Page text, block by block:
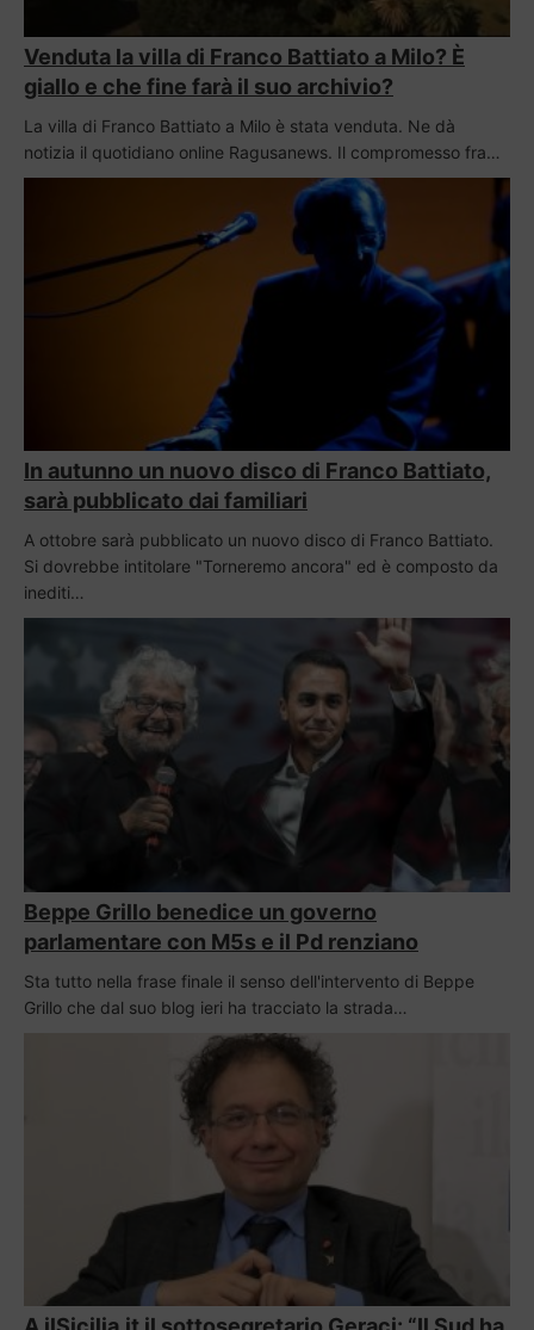
Venduta la villa di Franco Battiato a Milo? È
giallo e che fine farà il suo archivio?
La villa di Franco Battiato a Milo è stata venduta. Ne dà
notizia il quotidiano online Ragusanews. Il compromesso fra…
In autunno un nuovo disco di Franco Battiato,
sarà pubblicato dai familiari
A ottobre sarà pubblicato un nuovo disco di Franco Battiato.
Si dovrebbe intitolare "Torneremo ancora" ed è composto da
inediti…
Beppe Grillo benedice un governo
parlamentare con M5s e il Pd renziano
Sta tutto nella frase finale il senso dell'intervento di Beppe
Grillo che dal suo blog ieri ha tracciato la strada…